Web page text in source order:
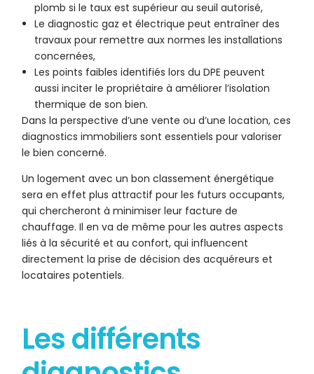
plomb si le taux est supérieur au seuil autorisé,
Le diagnostic gaz et électrique peut entraîner des
travaux pour remettre aux normes les installations
concernées,
Les points faibles identifiés lors du DPE peuvent
aussi inciter le propriétaire à améliorer l’isolation
thermique de son bien.
Dans la perspective d’une vente ou d’une location, ces
diagnostics immobiliers sont essentiels pour valoriser
le bien concerné.
Un logement avec un bon classement énergétique
sera en effet plus attractif pour les futurs occupants,
qui chercheront à minimiser leur facture de
chauffage. Il en va de même pour les autres aspects
liés à la sécurité et au confort, qui influencent
directement la prise de décision des acquéreurs et
locataires potentiels.
Les différents